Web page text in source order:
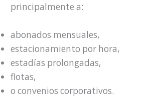
principalmente a:
abonados mensuales,
estacionamiento por hora,
estadías prolongadas,
flotas,
o convenios corporativos.